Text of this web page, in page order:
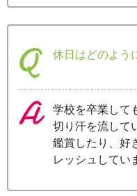
休日はどのよう
学校を卒業して
切り汗を流して
鑑賞したり、好
レッシュしてい